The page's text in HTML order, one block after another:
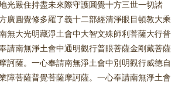
光嚴住持盡未來際守護圓覺十方三世一切諸
廣圓覺修多羅了義十二部經清淨眼目頓教大乘
無大光明藏淨土會中大智文殊師利菩薩大行普
請南無淨土會中通明觀行普眼菩薩金剛藏菩薩
訶薩。一心奉請南無淨土會中別明觀行威德自
障菩薩普覺菩薩摩訶薩。一心奉請南無淨土會